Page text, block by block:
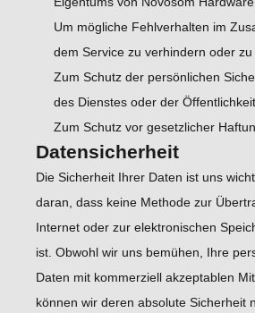
Um mögliche Fehlverhalten im
dem Service zu verhindern oder
Zum Schutz der persönlichen
des Dienstes oder der Öffentlichkeit
Zum Schutz vor gesetzlicher
Datensicherheit
Die Sicherheit Ihrer Daten ist uns
daran, dass keine Methode zur
Internet oder zur elektronischen
ist. Obwohl wir uns bemühen, Ihre
Daten mit kommerziell akzeptablen
können wir deren absolute Sicherheit